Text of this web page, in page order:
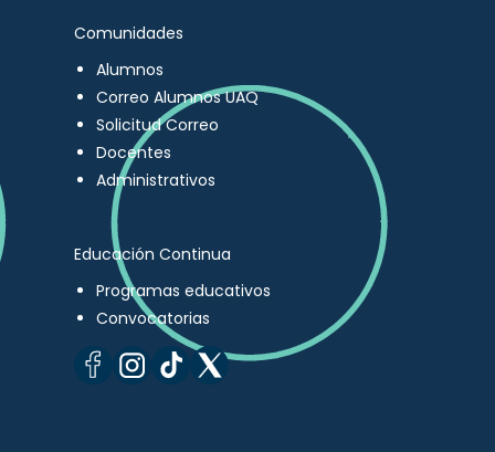
Comunidades
Alumnos
Correo Alumnos UAQ
Solicitud Correo
Docentes
Administrativos
Educación Continua
Programas educativos
Convocatorias